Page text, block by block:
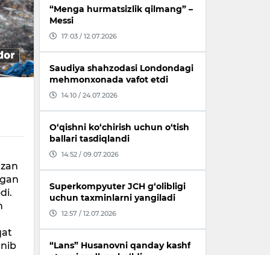
“Menga hurmatsizlik qilmang” –
Messi
17:03 / 12.07.2026
Saudiya shahzodasi Londondagi
mehmonxonada vafot etdi
14:10 / 24.07.2026
O‘qishni ko‘chirish uchun o‘tish
ballari tasdiqlandi
14:52 / 09.07.2026
Superkompyuter JCH g‘olibligi
uchun taxminlarni yangiladi
12:57 / 12.07.2026
“Lans” Husanovni qanday kashf